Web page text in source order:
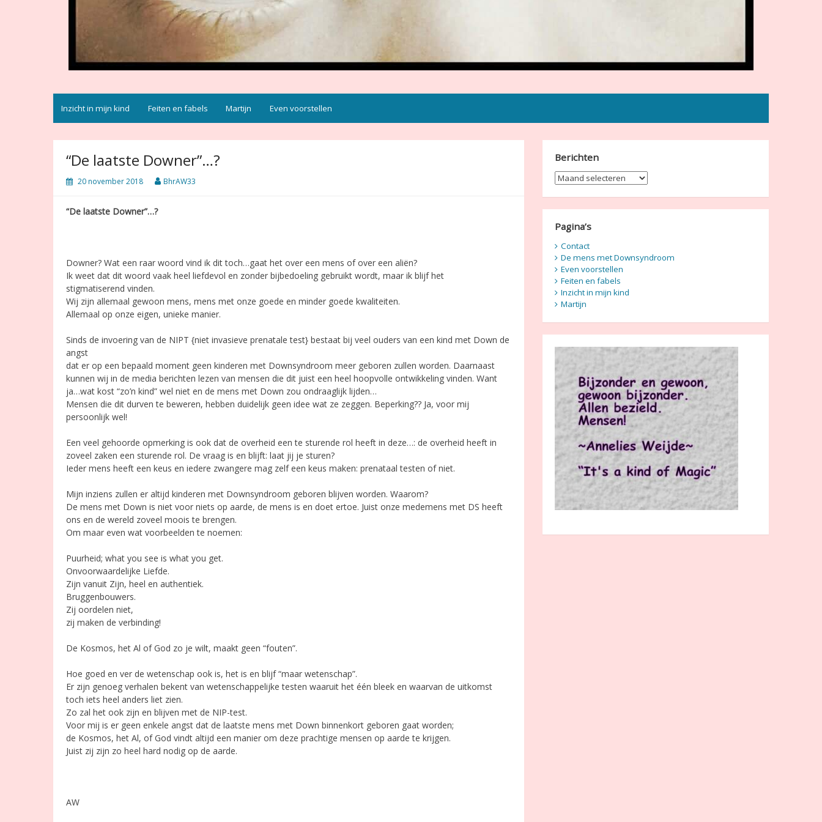
Inzicht in mijn kind Feiten en fabels Martijn Even voorstellen
“De laatste Downer”…?
20 november 2018 BhrAW33
“De laatste Downer”…?
Downer? Wat een raar woord vind ik dit toch…gaat het over een mens of over een aliën?
Ik weet dat dit woord vaak heel liefdevol en zonder bijbedoeling gebruikt wordt, maar ik blijf het
stigmatiserend vinden.
Wij zijn allemaal gewoon mens, mens met onze goede en minder goede kwaliteiten.
Allemaal op onze eigen, unieke manier.
Sinds de invoering van de NIPT {niet invasieve prenatale test} bestaat bij veel ouders van een kind met Down de
angst
dat er op een bepaald moment geen kinderen met Downsyndroom meer geboren zullen worden. Daarnaast
kunnen wij in de media berichten lezen van mensen die dit juist een heel hoopvolle ontwikkeling vinden. Want
ja…wat kost “zo’n kind” wel niet en de mens met Down zou ondraaglijk lijden…
Mensen die dit durven te beweren, hebben duidelijk geen idee wat ze zeggen. Beperking?? Ja, voor mij
persoonlijk wel!
Een veel gehoorde opmerking is ook dat de overheid een te sturende rol heeft in deze…: de overheid heeft in
zoveel zaken een sturende rol. De vraag is en blijft: laat jij je sturen?
Ieder mens heeft een keus en iedere zwangere mag zelf een keus maken: prenataal testen of niet.
Mijn inziens zullen er altijd kinderen met Downsyndroom geboren blijven worden. Waarom?
De mens met Down is niet voor niets op aarde, de mens is en doet ertoe. Juist onze medemens met DS heeft
ons en de wereld zoveel moois te brengen.
Om maar even wat voorbeelden te noemen:
Puurheid; what you see is what you get.
Onvoorwaardelijke Liefde.
Zijn vanuit Zijn, heel en authentiek.
Bruggenbouwers.
Zij oordelen niet,
zij maken de verbinding!
De Kosmos, het Al of God zo je wilt, maakt geen “fouten”.
Hoe goed en ver de wetenschap ook is, het is en blijf “maar wetenschap”.
Er zijn genoeg verhalen bekent van wetenschappelijke testen waaruit het één bleek en waarvan de uitkomst
toch iets heel anders liet zien.
Zo zal het ook zijn en blijven met de NIP-test.
Voor mij is er geen enkele angst dat de laatste mens met Down binnenkort geboren gaat worden;
de Kosmos, het Al, of God vindt altijd een manier om deze prachtige mensen op aarde te krijgen.
Juist zij zijn zo heel hard nodig op de aarde.
AW
Berichten
Berichten
Pagina’s
Contact
De mens met Downsyndroom
Even voorstellen
Feiten en fabels
Inzicht in mijn kind
Martijn